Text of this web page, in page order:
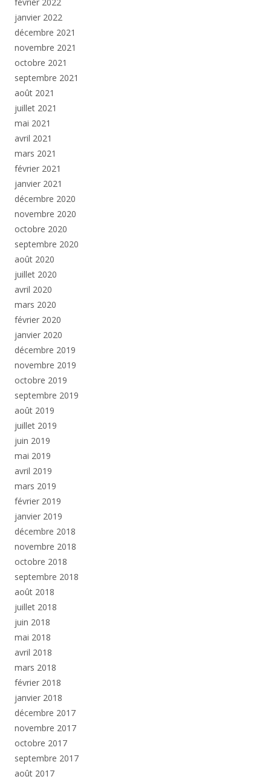
janvier 2022
décembre 2021
novembre 2021
octobre 2021
septembre 2021
août 2021
juillet 2021
mai 2021
avril 2021
mars 2021
février 2021
janvier 2021
décembre 2020
novembre 2020
octobre 2020
septembre 2020
août 2020
juillet 2020
avril 2020
mars 2020
février 2020
janvier 2020
décembre 2019
novembre 2019
octobre 2019
septembre 2019
août 2019
juillet 2019
juin 2019
mai 2019
avril 2019
mars 2019
février 2019
janvier 2019
décembre 2018
novembre 2018
octobre 2018
septembre 2018
août 2018
juillet 2018
juin 2018
mai 2018
avril 2018
mars 2018
février 2018
janvier 2018
décembre 2017
novembre 2017
octobre 2017
septembre 2017
août 2017